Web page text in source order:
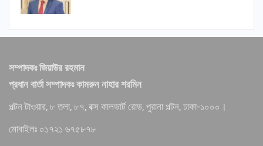
সম্পাদকঃ জিয়াউর রহমান
প্রধান বার্তা সম্পাদকঃ কামরুন নাহার শরমিন
পল্টন টাওয়ার, ৮ তলা, ৮৭, বক্স কালভার্ট রোড, পুরানা পল্টন, ঢাকা-১০০০।
মোবাইলঃ ০১৭২১ ৬৭৫৮৭৮